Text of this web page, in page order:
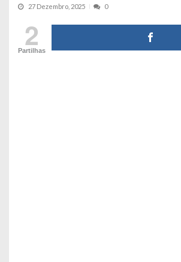
27 Dezembro, 2025 0
2
Partilhas